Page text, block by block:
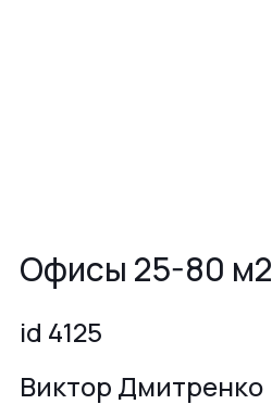
Офисы 25-80 м2
id 4125
Виктор Дмитренко